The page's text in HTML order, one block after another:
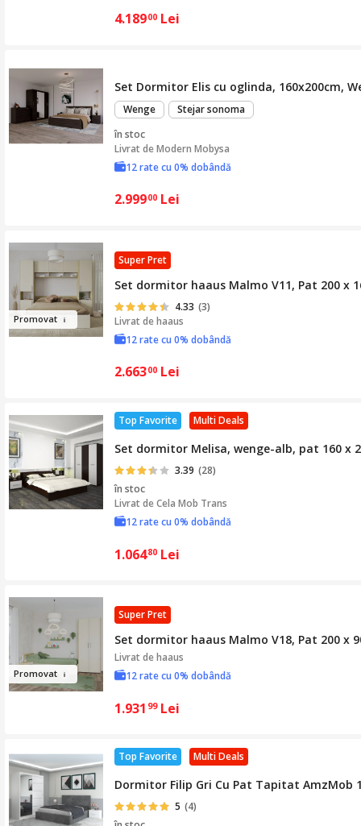
4.18900 Lei
Set Dormitor Elis cu oglinda, 160x200cm,
Wenge
Stejar sonoma
în stoc
Livrat deModern Mobysa
12 rate cu 0% dobândă
2.99900 Lei
Promovat
Super Pret
Set dormitor haaus Malmo V11, Pat 200 x
4.33 (3)
Livrat dehaaus
12 rate cu 0% dobândă
2.66300 Lei
Multi Deals
Top Favorite
Set dormitor Melisa, wenge-alb, pat 160 x
3.39 (28)
în stoc
Livrat deCela Mob Trans
12 rate cu 0% dobândă
1.06480 Lei
Promovat
Super Pret
Set dormitor haaus Malmo V18, Pat 200 x
Livrat dehaaus
12 rate cu 0% dobândă
1.931 99 Lei
Multi Deals
Top Favorite
Dormitor Filip Gri Cu Pat Tapitat AmzMob
5 (4)